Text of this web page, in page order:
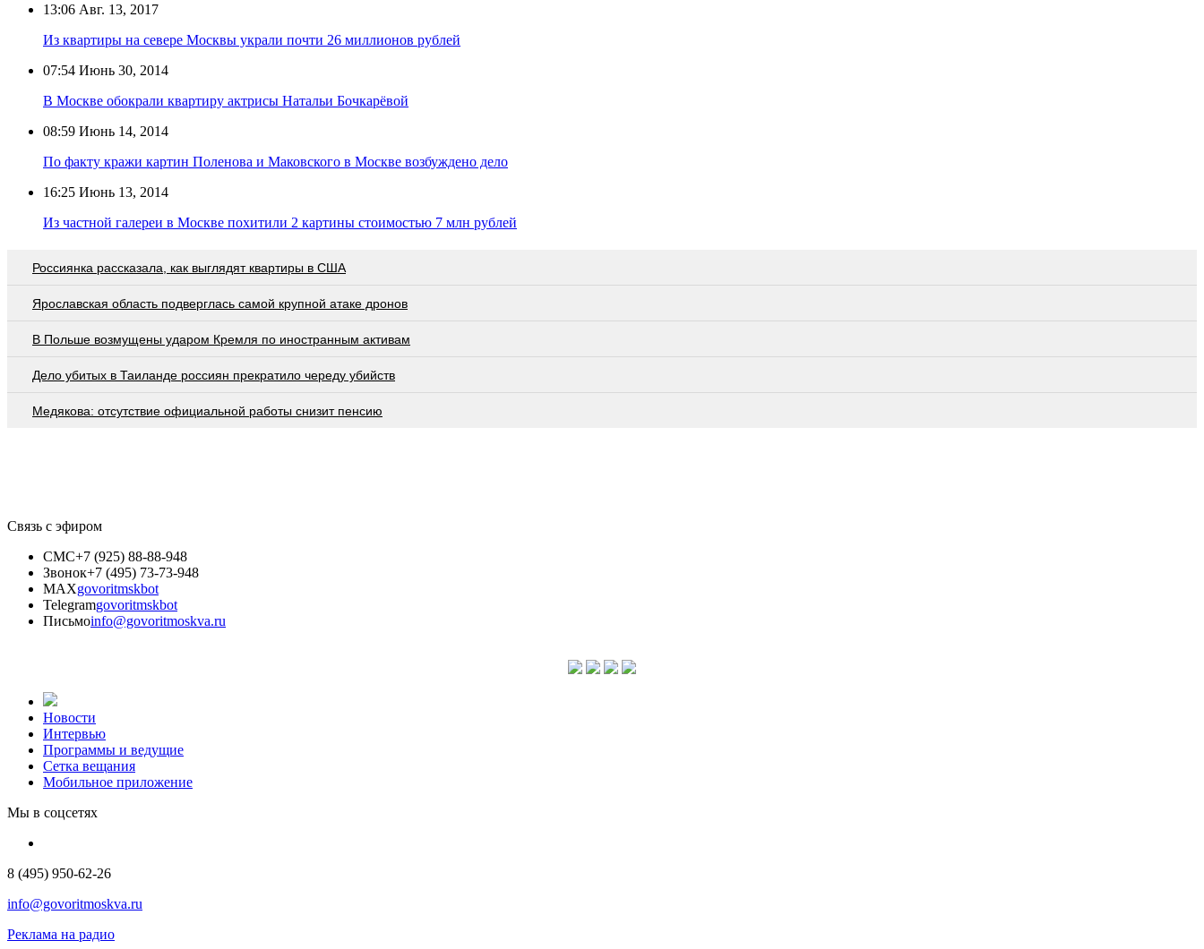
13:06 Авг. 13, 2017
Из квартиры на севере Москвы украли почти 26 миллионов рублей
07:54 Июнь 30, 2014
В Москве обокрали квартиру актрисы Натальи Бочкарёвой
08:59 Июнь 14, 2014
По факту кражи картин Поленова и Маковского в Москве возбуждено дело
16:25 Июнь 13, 2014
Из частной галереи в Москве похитили 2 картины стоимостью 7 млн рублей
Россиянка рассказала, как выглядят квартиры в США
Ярославская область подверглась самой крупной атаке дронов
В Польше возмущены ударом Кремля по иностранным активам
Дело убитых в Таиланде россиян прекратило череду убийств
Медякова: отсутствие официальной работы снизит пенсию
Связь с эфиром
СМС+7 (925) 88-88-948
Звонок+7 (495) 73-73-948
MAXgovoritmskbot
Telegramgovoritmskbot
Письмоinfo@govoritmoskva.ru
Новости
Интервью
Программы и ведущие
Сетка вещания
Мобильное приложение
Мы в соцсетях
8 (495) 950-62-26
info@govoritmoskva.ru
Реклама на радио